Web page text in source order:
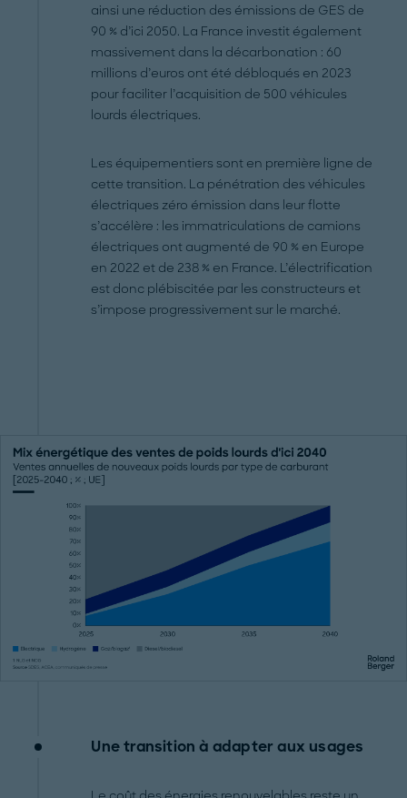
ainsi une réduction des émissions de GES de
90 % d’ici 2050. La France investit également
massivement dans la décarbonation : 60
millions d’euros ont été débloqués en 2023
pour faciliter l’acquisition de 500 véhicules
lourds électriques.
Les équipementiers sont en première ligne de
cette transition. La pénétration des véhicules
électriques zéro émission dans leur flotte
s’accélère : les immatriculations de camions
électriques ont augmenté de 90 % en Europe
en 2022 et de 238 % en France. L’électrification
est donc plébiscitée par les constructeurs et
s’impose progressivement sur le marché.
Une transition à adapter aux usages